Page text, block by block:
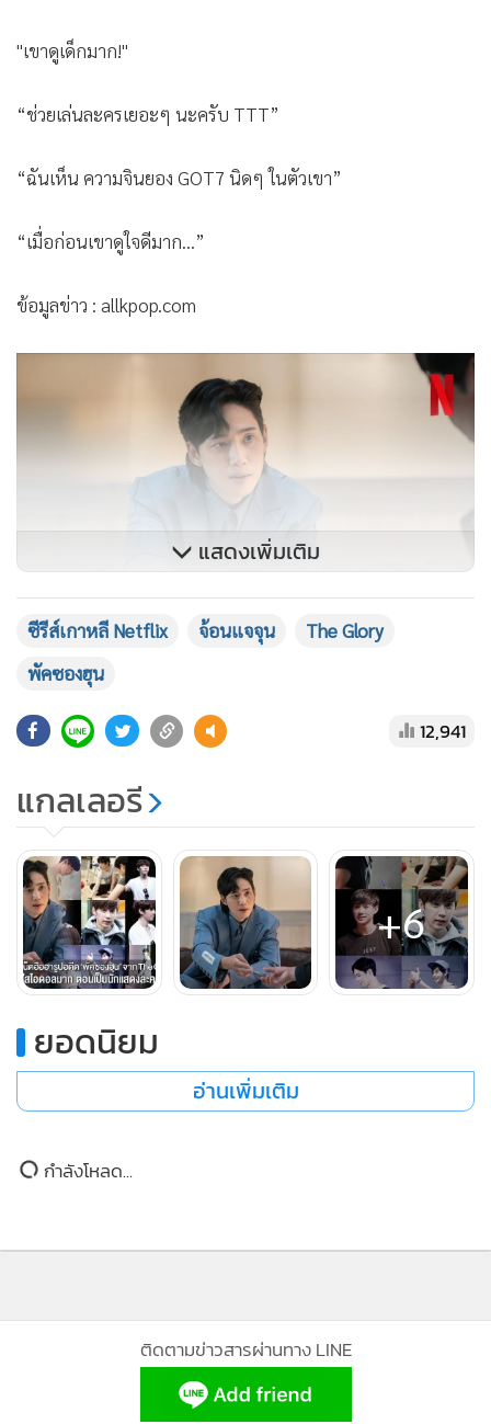
"ได้โปรดกลับมายืนบนเวที(ละครเวที)อีกครั้ง!"
"ฉันรักสิ่งนี้!"
"เขาดูเด็กมาก!"
“ช่วยเล่นละครเยอะๆ นะครับ TTT”
“ฉันเห็น ความจินยอง GOT7 นิดๆ ในตัวเขา”
ข้อมูลข่าว : allkpop.com
ไอ้จ้อนแจจุน
พัคซองฮุน
12,941
แกลเลอรี
ยอดนิยม